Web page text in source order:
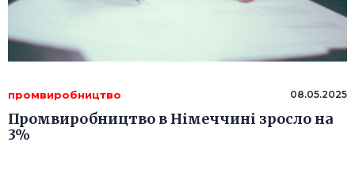
промвиробництво 08.05.2025
Промвиробництво в Німеччині зросло на
3%